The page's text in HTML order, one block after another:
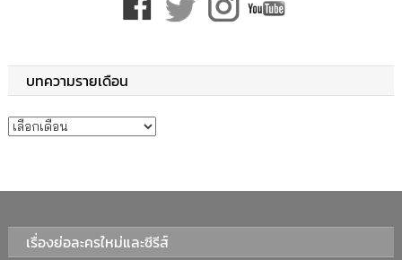
บทความรายเดือน
บทความรายเดือน
เรื่องย่อละครใหม่และซีรีส์